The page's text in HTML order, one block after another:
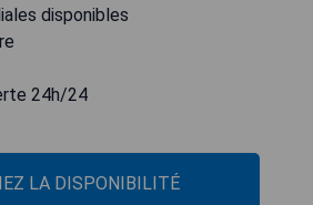
disponibles
24h/24
LA DISPONIBILITÉ